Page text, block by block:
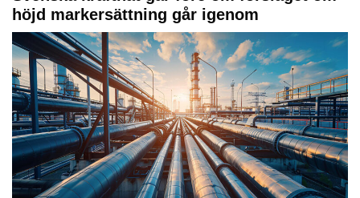
höjd markersättning går igenom